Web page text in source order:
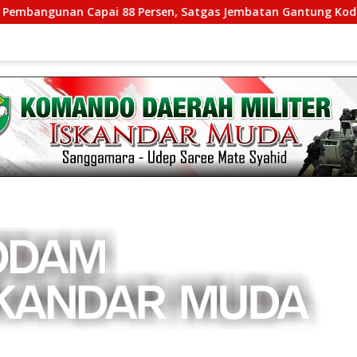
Capai 88 Persen, Satgas Jembatan Gantung Kodim 0108/